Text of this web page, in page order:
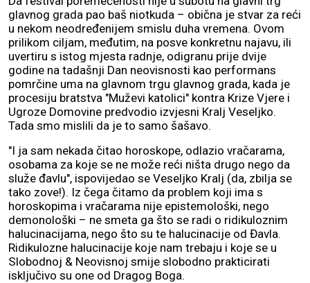
glavnog grada pao baš niotkuda – obična je stvar za reći
u nekom neodređenijem smislu duha vremena. Ovom
prilikom ciljam, međutim, na posve konkretnu najavu, ili
uvertiru s istog mjesta radnje, odigranu prije dvije
godine na tadašnji Dan neovisnosti kao performans
pomrčine uma na glavnom trgu glavnog grada, kada je
procesiju bratstva "Muževi katolici" kontra Krize Vjere i
Ugroze Domovine predvodio izvjesni Kralj Veseljko.
Tada smo mislili da je to samo šašavo.
"I ja sam nekada čitao horoskope, odlazio vračarama,
osobama za koje se ne može reći ništa drugo nego da
služe đavlu", ispovijedao se Veseljko Kralj (da, zbilja se
tako zove!). Iz čega čitamo da problem koji ima s
horoskopima i vračarama nije epistemološki, nego
demonološki – ne smeta ga što se radi o ridikuloznim
halucinacijama, nego što su te halucinacije od Đavla.
Ridikulozne halucinacije koje nam trebaju i koje se u
Slobodnoj & Neovisnoj smije slobodno prakticirati
isključivo su one od Dragog Boga.